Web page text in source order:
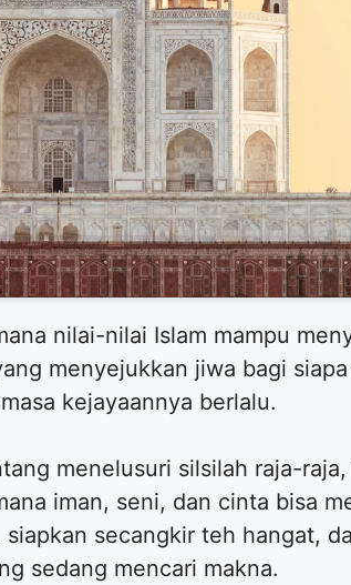
nilai-nilai Islam mampu
menyejukkan jiwa bagi
kejayaannya berlalu.
menelusuri silsilah raja-
iman, seni, dan cinta bisa
secangkir teh hangat,
sedang mencari makna.